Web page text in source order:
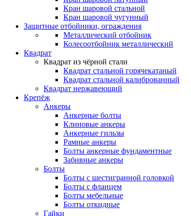
Кран шаровой стальной
Кран шаровой чугунный
Защитные отбойники, ограждения
Металлический отбойник
Колесоотбойник металлический
Квадрат
Квадрат из чёрной стали
Квадрат стальной горячекатаный
Квадрат стальной калиброванный
Квадрат нержавеющий
Крепёж
Анкеры
Анкерные болты
Клиновые анкеры
Анкерные гильзы
Рамные анкеры
Болты анкерные фундаментные
Забивные анкеры
Болты
Болты с шестигранной головкой
Болты с фланцем
Болты мебельные
Болты откидные
Гайки